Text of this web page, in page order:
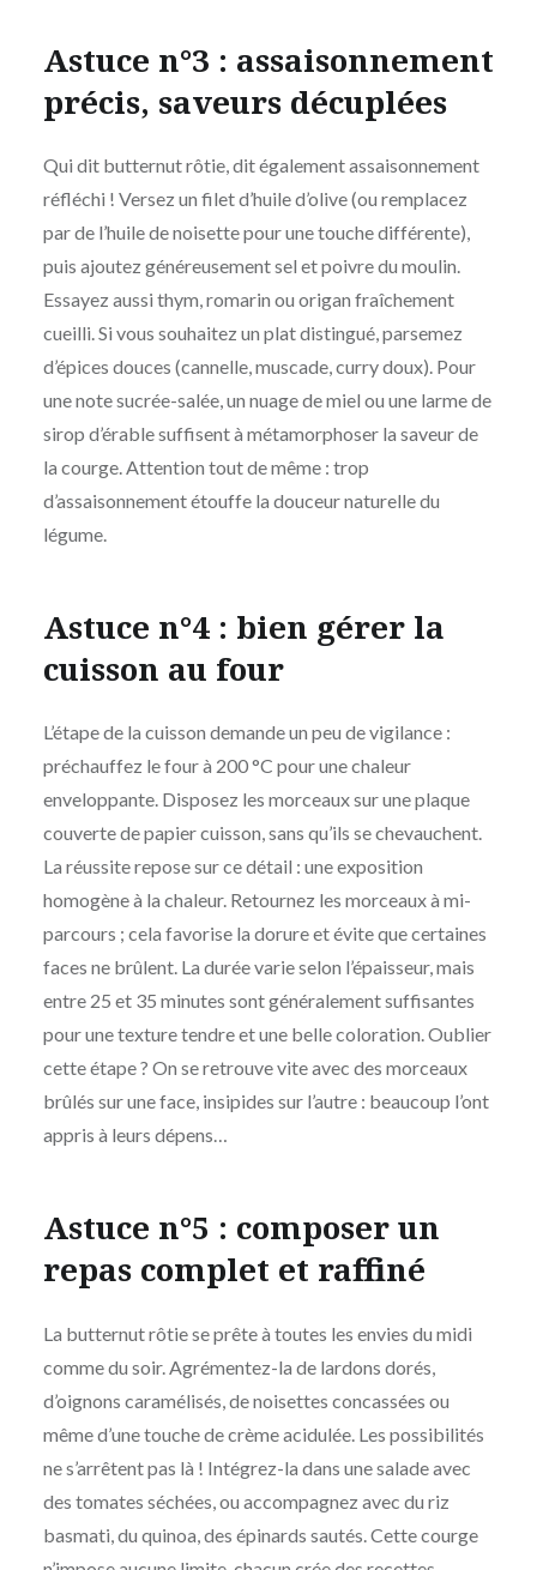
Astuce n°3 : assaisonnement
précis, saveurs décuplées
Qui dit butternut rôtie, dit également assaisonnement
réfléchi ! Versez un filet d’huile d’olive (ou remplacez
par de l’huile de noisette pour une touche différente),
puis ajoutez généreusement sel et poivre du moulin.
Essayez aussi thym, romarin ou origan fraîchement
cueilli. Si vous souhaitez un plat distingué, parsemez
d’épices douces (cannelle, muscade, curry doux). Pour
une note sucrée-salée, un nuage de miel ou une larme de
sirop d’érable suffisent à métamorphoser la saveur de
la courge. Attention tout de même : trop
d’assaisonnement étouffe la douceur naturelle du
légume.
Astuce n°4 : bien gérer la
cuisson au four
L’étape de la cuisson demande un peu de vigilance :
préchauffez le four à 200 °C pour une chaleur
enveloppante. Disposez les morceaux sur une plaque
couverte de papier cuisson, sans qu’ils se chevauchent.
La réussite repose sur ce détail : une exposition
homogène à la chaleur. Retournez les morceaux à mi-
parcours ; cela favorise la dorure et évite que certaines
faces ne brûlent. La durée varie selon l’épaisseur, mais
entre 25 et 35 minutes sont généralement suffisantes
pour une texture tendre et une belle coloration. Oublier
cette étape ? On se retrouve vite avec des morceaux
brûlés sur une face, insipides sur l’autre : beaucoup l’ont
appris à leurs dépens…
Astuce n°5 : composer un
repas complet et raffiné
La butternut rôtie se prête à toutes les envies du midi
comme du soir. Agrémentez-la de lardons dorés,
d’oignons caramélisés, de noisettes concassées ou
même d’une touche de crème acidulée. Les possibilités
ne s’arrêtent pas là ! Intégrez-la dans une salade avec
des tomates séchées, ou accompagnez avec du riz
basmati, du quinoa, des épinards sautés. Cette courge